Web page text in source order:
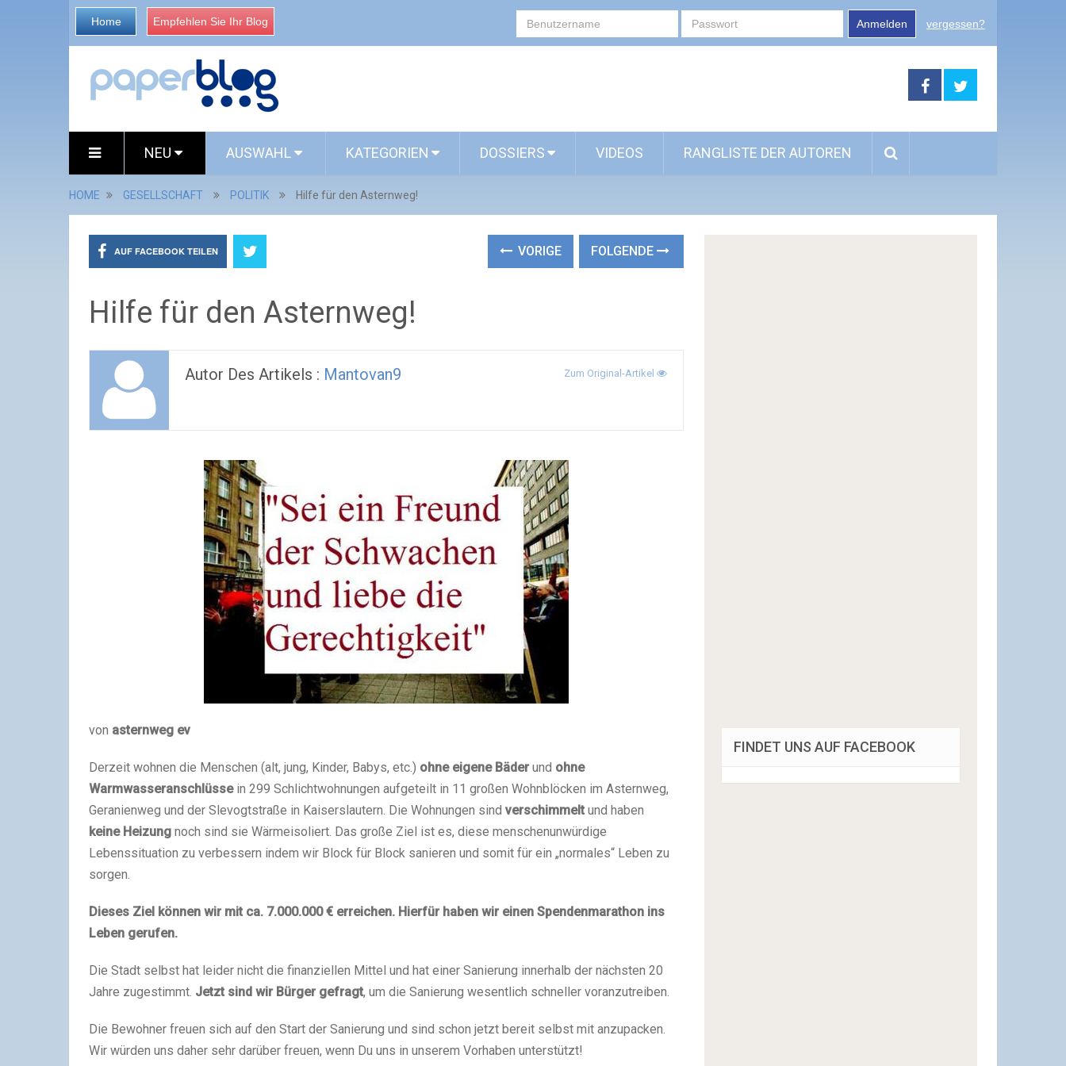
Home Empfehlen Sie Ihr Blog Anmelden vergessen?
NEU AUSWAHL KATEGORIEN DOSSIERS VIDEOS RANGLISTE DER AUTOREN
HOME GESELLSCHAFT POLITIK Hilfe für den Asternweg!
AUF FACEBOOK TEILEN VORIGE FOLGENDE
Hilfe für den Asternweg!
Autor Des Artikels : Mantovan9 Zum Original-Artikel
von asternweg ev
Derzeit wohnen die Menschen (alt, jung, Kinder, Babys, etc.) ohne eigene Bäder und ohne
Warmwasseranschlüssein 299 Schlichtwohnungen aufgeteilt in 11 großen Wohnblöcken im Asternweg,
Geranienweg und der Slevogtstraße in Kaiserslautern. Die Wohnungen sind verschimmelt und haben
keine Heizung noch sind sie Wärmeisoliert. Das große Ziel ist es, diese menschenunwürdige
Lebenssituation zu verbessern indem wir Block für Block sanieren und somit für ein „normales“ Leben zu
sorgen.
Dieses Ziel können wir mit ca. 7.000.000 € erreichen. Hierfür haben wir einen Spendenmarathon ins
Leben gerufen.
Die Stadt selbst hat leider nicht die finanziellen Mittel und hat einer Sanierung innerhalb der nächsten 20
Jahre zugestimmt. Jetzt sind wir Bürger gefragt, um die Sanierung wesentlich schneller voranzutreiben.
Die Bewohner freuen sich auf den Start der Sanierung und sind schon jetzt bereit selbst mit anzupacken.
Wir würden uns daher sehr darüber freuen, wenn Du uns in unserem Vorhaben unterstützt!
FINDET UNS AUF FACEBOOK